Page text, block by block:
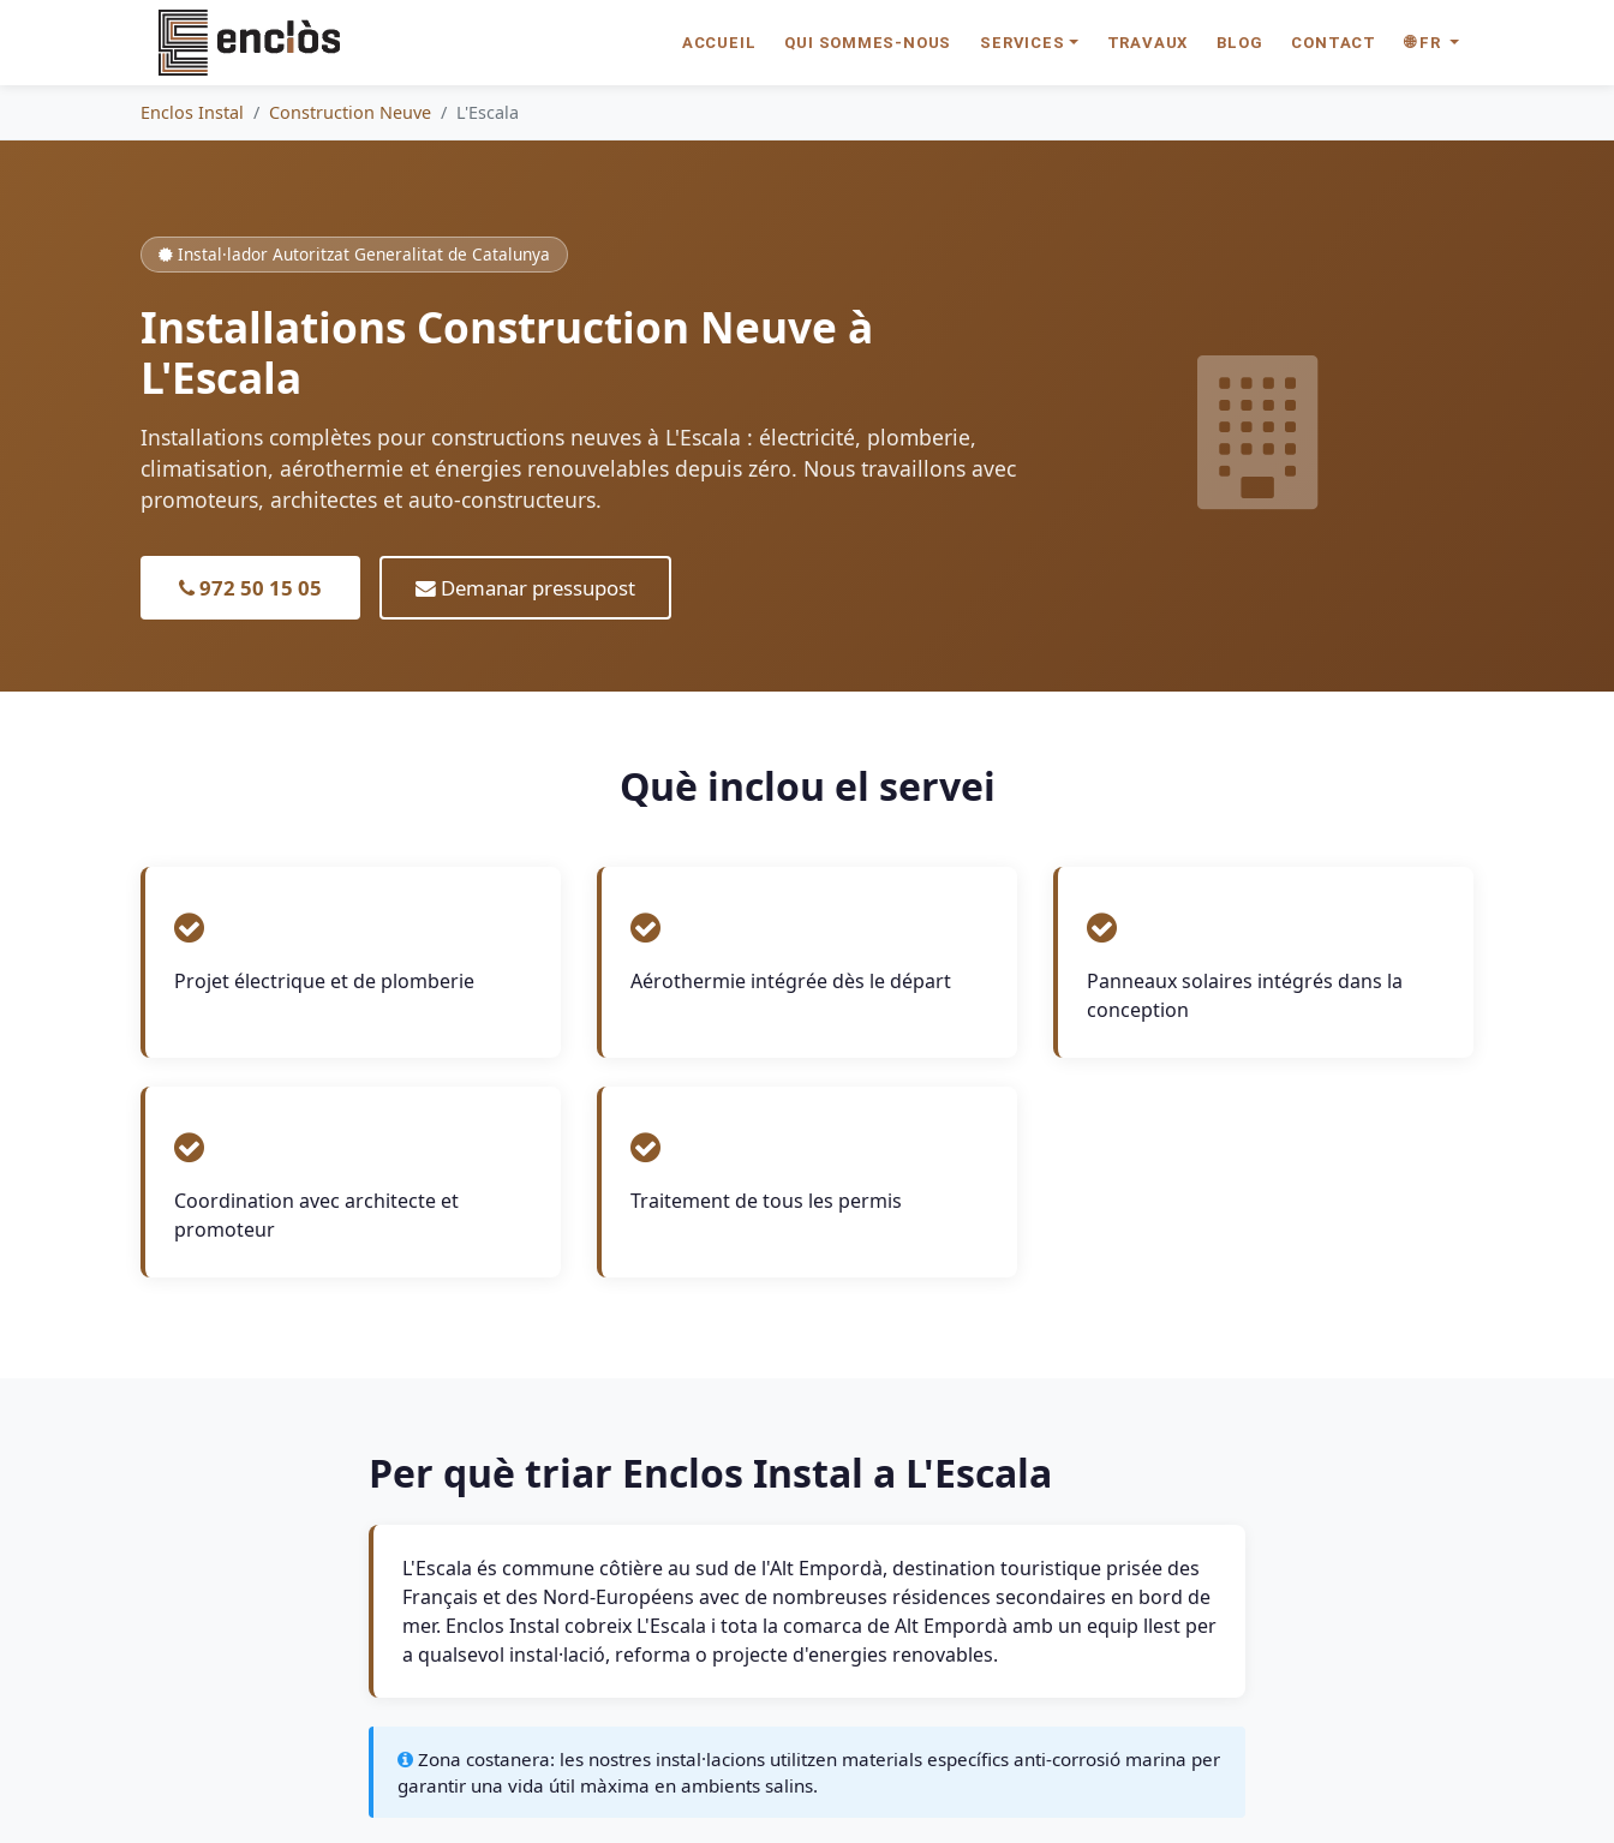
ACCUEIL QUI SOMMES-NOUS SERVICES TRAVAUX BLOG CONTACT 🌐 FR
Enclos Instal Construction Neuve L'Escala
Instal·lador Autoritzat Generalitat de Catalunya
Installations Construction Neuve à
L'Escala
Installations complètes pour constructions neuves à L'Escala : électricité, plomberie,
climatisation, aérothermie et énergies renouvelables depuis zéro. Nous travaillons avec
promoteurs, architectes et auto-constructeurs.
972 50 15 05 Demanar pressupost
Què inclou el servei
Projet électrique et de plomberie Aérothermie intégrée dès le départ
Panneaux solaires intégrés dans la
conception
Coordination avec architecte et
promoteur
Traitement de tous les permis
Per què triar Enclos Instal a L'Escala
L'Escala és commune côtière au sud de l'Alt Empordà, destination touristique prisée des
Français et des Nord-Européens avec de nombreuses résidences secondaires en bord de
mer. Enclos Instal cobreix L'Escala i tota la comarca de Alt Empordà amb un equip llest per
a qualsevol instal·lació, reforma o projecte d'energies renovables.
Zona costanera: les nostres instal·lacions utilitzen materials específics anti-corrosió marina per
garantir una vida útil màxima en ambients salins.